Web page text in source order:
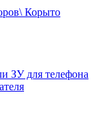
Корыто
ЗУ для телефона